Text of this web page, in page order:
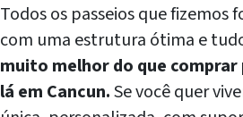
Todos os passeios que fizemos
com uma estrutura ótima e
muito melhor do que
lá em Cancun.Se você quer